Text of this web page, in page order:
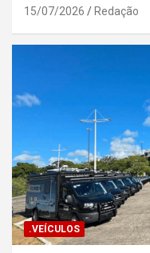
15/07/2026 Redação
.VEÍCULOS